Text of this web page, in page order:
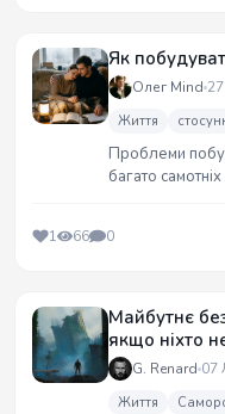
Як
Олег Mind
Життя
Проблеми
багато
1 66 0
Майбутнє
якщо ніхто
G. Renard 07
Життя